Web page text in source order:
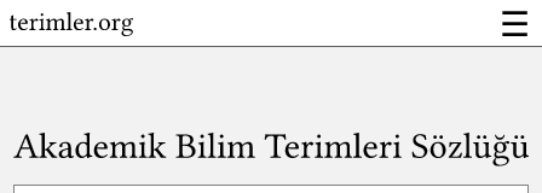
☰